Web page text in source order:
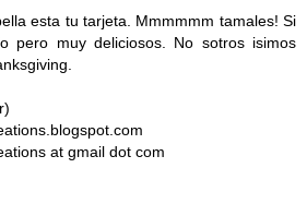
esta tu tarjeta. Mmmmmm tamales! Si
pero muy deliciosos. No sotros isimos
at gmail dot com